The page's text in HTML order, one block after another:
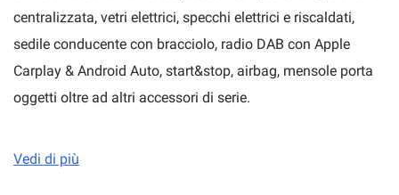
centralizzata, vetri elettrici, specchi elettrici e riscaldati,
sedile conducente con bracciolo, radio DAB con Apple
Carplay & Android Auto, start&stop, airbag, mensole porta
oggetti oltre ad altri accessori di serie.
Furgone L3H3 da misure interne di carico mt 3.30 x 1.80 x
Vedi di più